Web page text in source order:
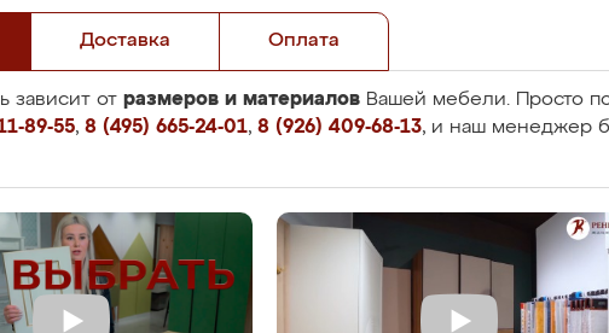
Доставка Оплата
зависит от размеров и материалов Вашей мебели. Просто
89-55, 8 (495) 665-24-01, 8 (926) 409-68-13, и наш менеджер